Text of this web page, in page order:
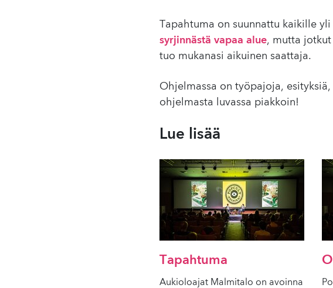
Tapahtuma on suunnattu kaikille
syrjinnästä vapaa alue, mutta
tuo mukanasi aikuinen saattaja.
Ohjelmassa on työpajoja,
ohjelmasta luvassa piakkoin!
Lue lisää
Tapahtuma
Aukioloajat Malmitalo on avoinna